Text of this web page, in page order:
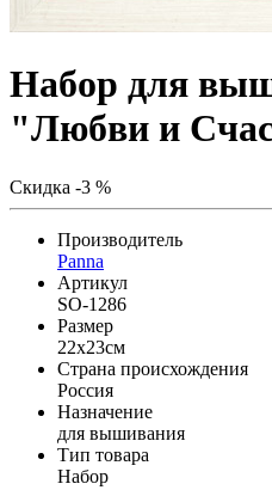
Набор для
"Любви и
Скидка -3 %
Производитель
Panna
Артикул
SO-1286
Размер
22x23см
Страна происхождения
Россия
Назначение
для вышивания
Тип товара
Набор